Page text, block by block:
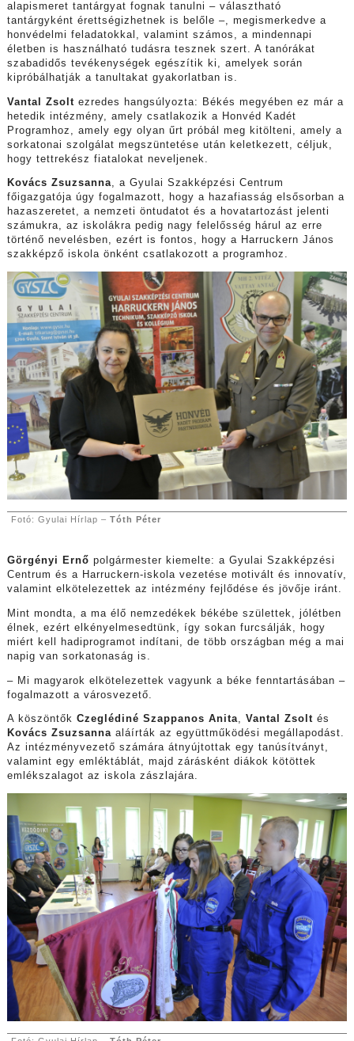
alapismeret tantárgyat fognak tanulni – választható
tantárgyként érettségizhetnek is belőle –, megismerkedve a
honvédelmi feladatokkal, valamint számos, a mindennapi
életben is használható tudásra tesznek szert. A tanórákat
szabadidős tevékenységek egészítik ki, amelyek során
kipróbálhatják a tanultakat gyakorlatban is.
Vantal Zsolt ezredes hangsúlyozta: Békés megyében ez már a
hetedik intézmény, amely csatlakozik a Honvéd Kadét
Programhoz, amely egy olyan űrt próbál meg kitölteni, amely a
sorkatonai szolgálat megszüntetése után keletkezett, céljuk,
hogy tettrekész fiatalokat neveljenek.
Kovács Zsuzsanna, a Gyulai Szakképzési Centrum
főigazgatója úgy fogalmazott, hogy a hazafiasság elsősorban a
hazaszeretet, a nemzeti öntudatot és a hovatartozást jelenti
számukra, az iskolákra pedig nagy felelősség hárul az erre
történő nevelésben, ezért is fontos, hogy a Harruckern János
szakképző iskola önként csatlakozott a programhoz.
Fotó: Gyulai Hírlap – Tóth Péter
Görgényi Ernő polgármester kiemelte: a Gyulai Szakképzési
Centrum és a Harruckern-iskola vezetése motivált és innovatív,
valamint elkötelezettek az intézmény fejlődése és jövője iránt.
Mint mondta, a ma élő nemzedékek békébe születtek, jólétben
élnek, ezért elkényelmesedtünk, így sokan furcsálják, hogy
miért kell hadiprogramot indítani, de több országban még a mai
napig van sorkatonaság is.
– Mi magyarok elkötelezettek vagyunk a béke fenntartásában –
fogalmazott a városvezető.
A köszöntők Czeglédiné Szappanos Anita, Vantal Zsolt és
Kovács Zsuzsanna aláírták az együttműködési megállapodást.
Az intézményvezető számára átnyújtottak egy tanúsítványt,
valamint egy emléktáblát, majd zárásként diákok kötöttek
emlékszalagot az iskola zászlajára.